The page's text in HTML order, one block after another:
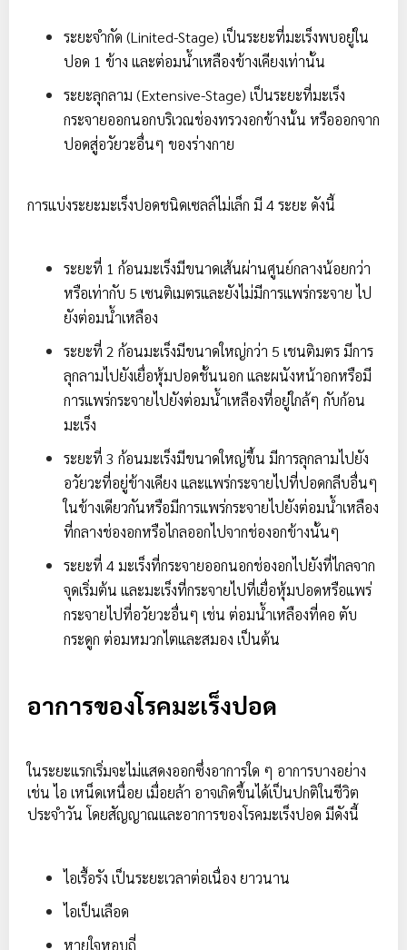
ระยะจำกัด (Linited-Stage) เป็นระยะที่มะเร็งพบอยู่ใน
ปอด 1 ข้าง และต่อมน้ำเหลืองข้างเคียงเท่านั้น
ระยะลุกลาม (Extensive-Stage) เป็นระยะที่มะเร็ง
กระจายออกนอกบริเวณช่องทรวงอกข้างนั้น หรือออกจาก
ปอดสู่อวัยวะอื่นๆ ของร่างกาย
การแบ่งระยะมะเร็งปอดชนิดเซลล์ไม่เล็ก มี 4 ระยะ ดังนี้
ระยะที่ 1 ก้อนมะเร็งมีขนาดเส้นผ่านศูนย์กลางน้อยกว่า
หรือเท่ากับ 5 เซนติเมตรและยังไม่มีการแพร่กระจาย ไป
ยังต่อมน้ำเหลือง
ระยะที่ 2 ก้อนมะเร็งมีขนาดใหญ่กว่า 5 เชนติมตร มีการ
ลุกลามไปยังเยื่อหุ้มปอดชั้นนอก และผนังหน้าอกหรือมี
การแพร่กระจายไปยังต่อมน้ำเหลืองที่อยู่ใกล้ๆ กับก้อน
มะเร็ง
ระยะที่ 3 ก้อนมะเร็งมีขนาดใหญ่ขึ้น มีการลุกลามไปยัง
อวัยวะที่อยู่ข้างเคียง และแพร่กระจายไปที่ปอดกลีบอื่นๆ
ในข้างเดียวกันหรือมีการแพร่กระจายไปยังต่อมน้ำเหลือง
ที่กลางช่องอกหรือไกลออกไปจากช่องอกข้างนั้นๆ
ระยะที่ 4 มะเร็งที่กระจายออกนอกช่องอกไปยังที่ไกลจาก
จุดเริ่มต้น และมะเร็งที่กระจายไปที่เยื่อหุ้มปอดหรือแพร่
กระจายไปที่อวัยวะอื่นๆ เช่น ต่อมน้ำเหลืองที่คอ ตับ
กระดูก ต่อมหมวกไตและสมอง เป็นต้น
อาการของโรคมะเร็งปอด
ในระยะแรกเริ่มจะไม่แสดงออกซึ่งอาการใด ๆ อาการบางอย่าง
เช่น ไอ เหน็ดเหนื่อย เมื่อยล้า อาจเกิดขึ้นได้เป็นปกติในชีวิต
ประจำวัน โดยสัญญาณและอาการของโรคมะเร็งปอด มีดังนี้
ไอเรื้อรัง เป็นระยะเวลาต่อเนื่อง ยาวนาน
ไอเป็นเลือด
หายใจหอบถี่